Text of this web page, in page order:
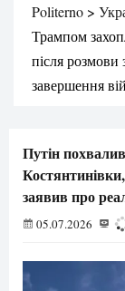
Politerno >
Трампом
після
завершення
Путін
заявив про
05.07.2026